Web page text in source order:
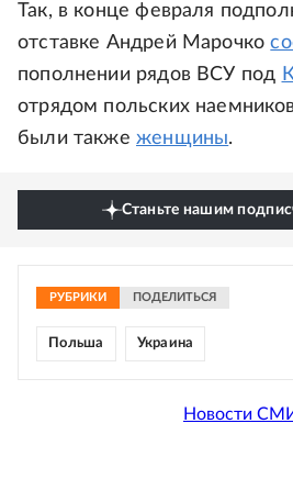
Так, в конце февраля
отставке Андрей Марочко
пополнении рядов ВСУ под
отрядом польских
были также женщины.
Станьте нашим
РУБРИКИ ПОДЕЛИТЬСЯ
Польша Украина
Новости